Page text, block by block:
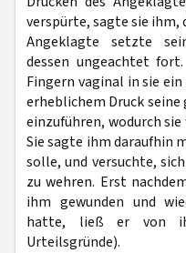
verspürte, sagte sie ihm,
Angeklagte setzte
dessen ungeachtet
Fingern vaginal in sie
erheblichem Druck seine
einzuführen, wodurch
Sie sagte ihm daraufhin
solle, und versuchte,
zu wehren. Erst
ihm gewunden und
hatte, ließ er von
Urteilsgründe).